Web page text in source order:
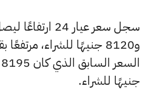
جنيهًا للشراء.